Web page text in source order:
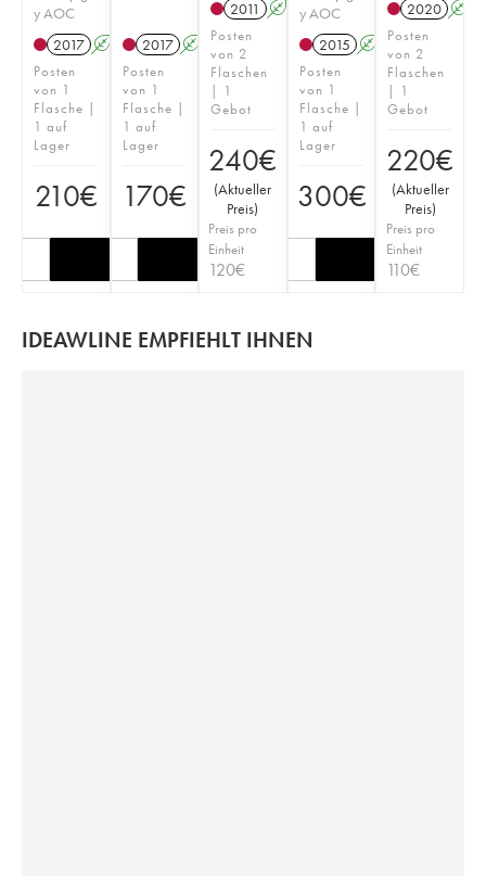
y AOC
2017 A
Posten
von 1
Flasche |
1 auf
Lager
210€
2017 A
Posten
von 1
Flasche |
1 auf
Lager
170€
2011
A
Posten
von 2
Flaschen
| 1
Gebot
240€
(Aktueller
Preis)
Preis pro
Einheit
120€
y AOC
2015 A
Posten
von 1
Flasche |
1 auf
Lager
300€
2020 A
Posten
von 2
Flaschen
| 1
Gebot
220€
(Aktueller
Preis)
Preis pro
Einheit
110€
IDEAWLINE EMPFIEHLT IHNEN